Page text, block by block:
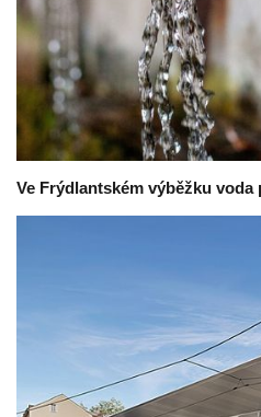
Ve Frýdlantském výběžku voda